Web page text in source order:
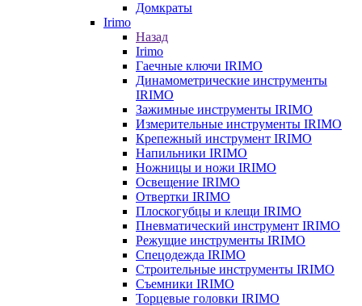
Домкраты
Irimo
Назад
Irimo
Гаечные ключи IRIMO
Динамометрические инструменты
IRIMO
Зажимные инструменты IRIMO
Измерительные инструменты IRIMO
Крепежный инструмент IRIMO
Напильники IRIMO
Ножницы и ножи IRIMO
Освещение IRIMO
Отвертки IRIMO
Плоскогубцы и клещи IRIMO
Пневматический инструмент IRIMO
Режущие инструменты IRIMO
Спецодежда IRIMO
Строительные инструменты IRIMO
Съемники IRIMO
Торцевые головки IRIMO